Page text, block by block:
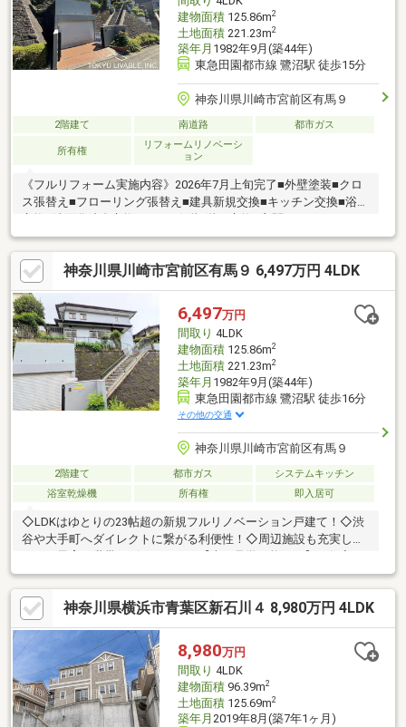
ークへCENTURY21アイ建設
建物面積125.86m2
土地面積221.23m2
築年月 1982年9月(築44年)
東急田園都市線 鷺沼駅 徒歩15分
神奈川県川崎市宮前区有馬９
2階建て 南道路 都市ガス
所有権
リフォームリノベーシ
ョン
《フルリフォーム実施内容》2026年7月上旬完了■外壁塗装■クロ
ス張替え■フローリング張替え■建具新規交換■キッチン交換■浴室
法にて交換）■給湯器交換■コンセント・スイッチ交換■インター
ホン交換《ポイント》・LDK合計約23.4畳・間取り：４LDKタイ
プ・地下車庫スペース有 ワンボックスタイプも駐車可能・「東
京急行電鉄」旧分譲地内のため、美しい街並みが形成されており
ます。・第一種低層住居専用地域の閑静な住宅街です。物件の詳
細につきましては、担当の【有田】までお気軽にお申し付けくだ
さい。
神奈川県川崎市宮前区有馬９ 6,497万円 4LDK
6,497万円
間取り 4LDK
建物面積125.86m2
土地面積221.23m2
築年月 1982年9月(築44年)
東急田園都市線 鷺沼駅 徒歩16分
その他の交通
神奈川県川崎市宮前区有馬９
2階建て 都市ガス
システムキッチン
浴室乾燥機
所有権 即入居可
◇LDKはゆとりの23帖超の新規フルリノベーション戸建て！◇渋
谷や大手町へダイレクトに繋がる利便性！◇周辺施設も充実して
るので子育て世帯にピッタリ！・【本日見学可能！！】・住宅ロ
ーンにご不安はございませんか？多数の提携銀行から、最適なご
提案をさせていただきます！・弊社提携のauじぶん銀行は＋ガン
保険加入でご利用可能です。・お車でのご来店もお気軽にお申し
付けください！・将来のライフプランはすでに作られております
か？提携会社による無料ファイナンシャルプラン面談を承ってお
神奈川県横浜市青葉区新石川４ 8,980万円 4LDK
8,980万円
間取り 4LDK
建物面積96.39m2
土地面積125.69m2
築年月 2019年8月(築7年1ヶ月)